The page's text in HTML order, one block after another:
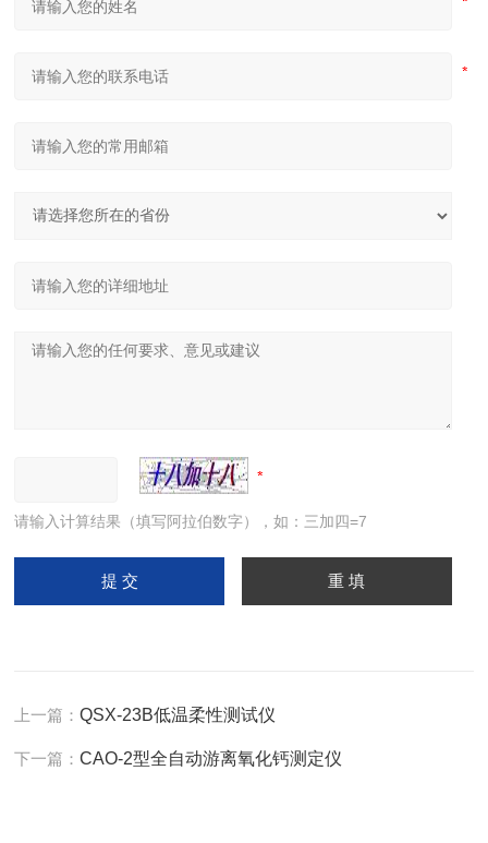
请输入计算结果（填写阿拉伯数字），如：三加四=7
上一篇：QSX-23B低温柔性测试仪
下一篇：CAO-2型全自动游离氧化钙测定仪